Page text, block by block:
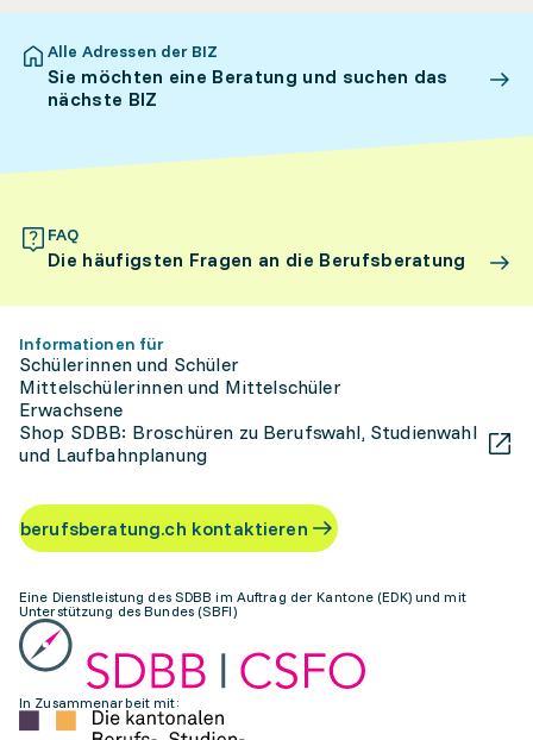
Alle Adressen der BIZ
Sie möchten eine Beratung und suchen das
nächste BIZ
FAQ
Die häufigsten Fragen an die Berufsberatung
Informationen für
Schülerinnen und Schüler
Mittelschülerinnen und Mittelschüler
Erwachsene
Shop SDBB: Broschüren zu Berufswahl, Studienwahl
und Laufbahnplanung
berufsberatung.ch kontaktieren
Eine Dienstleistung des SDBB im Auftrag der Kantone (EDK) und mit
Unterstützung des Bundes (SBFI)
In Zusammenarbeit mit: